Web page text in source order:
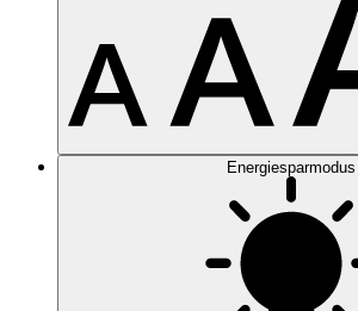
Energiesparmodus